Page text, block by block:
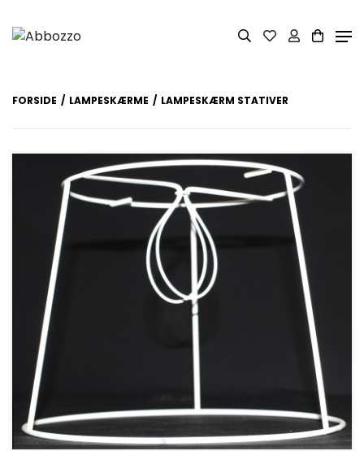
FORSIDE LAMPESKÆRME LAMPESKÆRM STATIVER